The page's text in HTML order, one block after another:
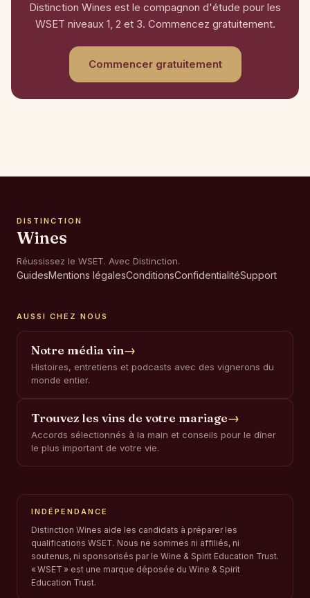
Distinction Wines est le compagnon d'étude pour les
WSET niveaux 1, 2 et 3. Commencez gratuitement.
Commencer gratuitement
DISTINCTION
Wines
Réussissez le WSET. Avec Distinction.
GuidesMentions légalesConditionsConfidentialitéSupport
AUSSI CHEZ NOUS
Notre média vin→
Histoires, entretiens et podcasts avec des vignerons du
monde entier.
Trouvez les vins de votre mariage→
Accords sélectionnés à la main et conseils pour le dîner
le plus important de votre vie.
INDÉPENDANCE
Distinction Wines aide les candidats à préparer les
qualifications WSET. Nous ne sommes ni affiliés, ni
soutenus, ni sponsorisés par le Wine & Spirit Education Trust.
« WSET » est une marque déposée du Wine & Spirit
Education Trust.